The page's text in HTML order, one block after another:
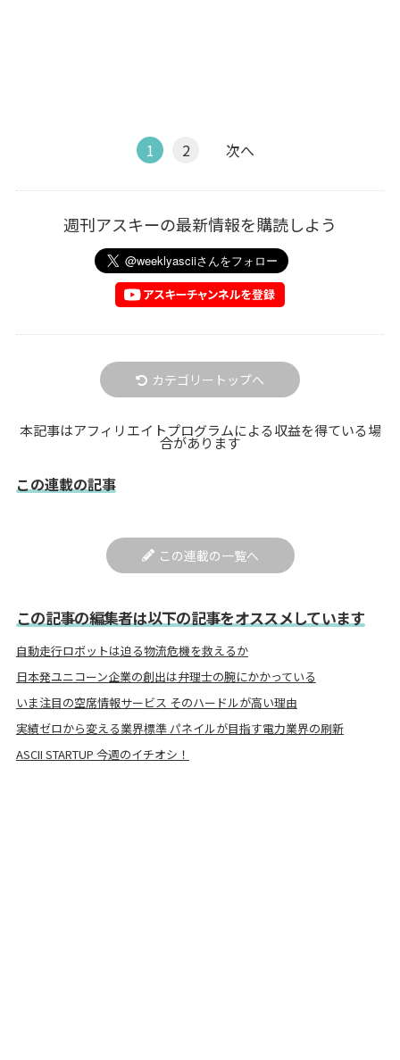
1 2 次へ
週刊アスキーの最新情報を購読しよう
カテゴリートップへ
本記事はアフィリエイトプログラムによる収益を得ている場
合があります
この連載の記事
この連載の一覧へ
この記事の編集者は以下の記事をオススメしています
自動走行ロボットは迫る物流危機を救えるか
日本発ユニコーン企業の創出は弁理士の腕にかかっている
いま注目の空席情報サービス そのハードルが高い理由
実績ゼロから変える業界標準 パネイルが目指す電力業界の刷新
ASCII STARTUP 今週のイチオシ！